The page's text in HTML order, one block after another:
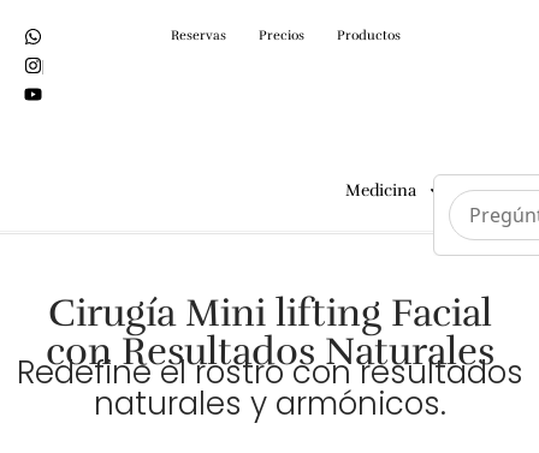
Reservas Precios Productos
Medicina Cirugías
Cirugía Mini lifting Facial
con Resultados Naturales
Redefine el rostro con resultados
naturales y armónicos.